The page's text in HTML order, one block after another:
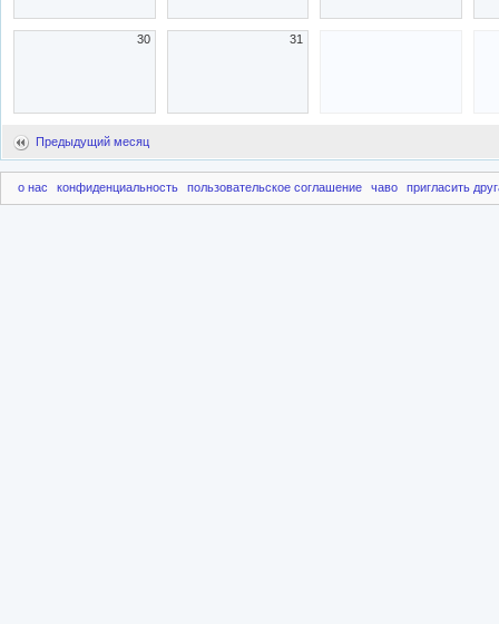
30 31
Предыдущий месяц
о нас конфиденциальность пользовательское соглашение чаво пригласить